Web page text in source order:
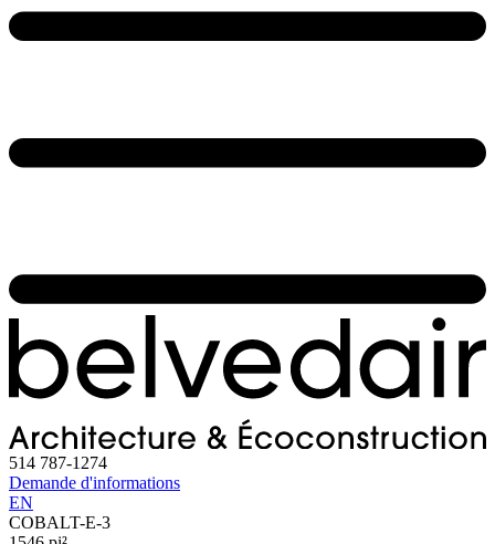
514 787-1274
Demande d'informations
EN
COBALT-E-3